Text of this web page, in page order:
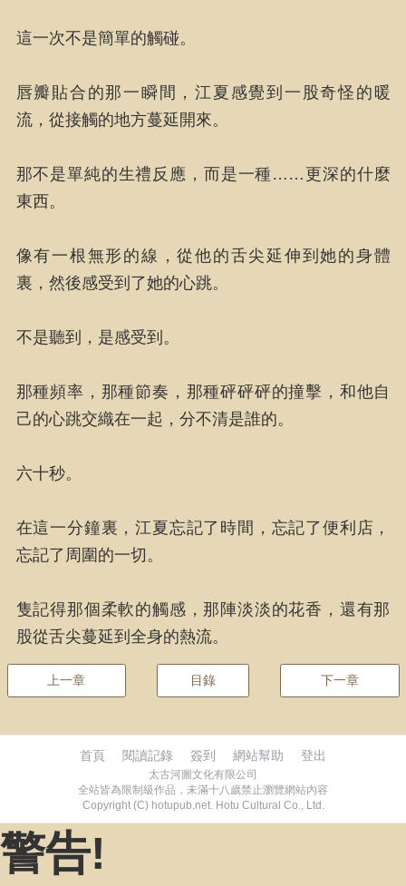
這一次不是簡單的觸碰。
唇瓣貼合的那一瞬間，江夏感覺到一股奇怪的暖
流，從接觸的地方蔓延開來。
那不是單純的生禮反應，而是一種……更深的什麼
東西。
像有一根無形的線，從他的舌尖延伸到她的身體
裏，然後感受到了她的心跳。
不是聽到，是感受到。
那種頻率，那種節奏，那種砰砰砰的撞擊，和他自
己的心跳交織在一起，分不清是誰的。
六十秒。
在這一分鐘裏，江夏忘記了時間，忘記了便利店，
忘記了周圍的一切。
隻記得那個柔軟的觸感，那陣淡淡的花香，還有那
股從舌尖蔓延到全身的熱流。
上一章 目錄 下一章
首頁 閱讀記錄 簽到 網站幫助 登出
太古河圖文化有限公司
全站皆為限制級作品，未滿十八歲禁止瀏覽網站內容
Copyright (C) hotupub.net. Hotu Cultural Co., Ltd.
警告!